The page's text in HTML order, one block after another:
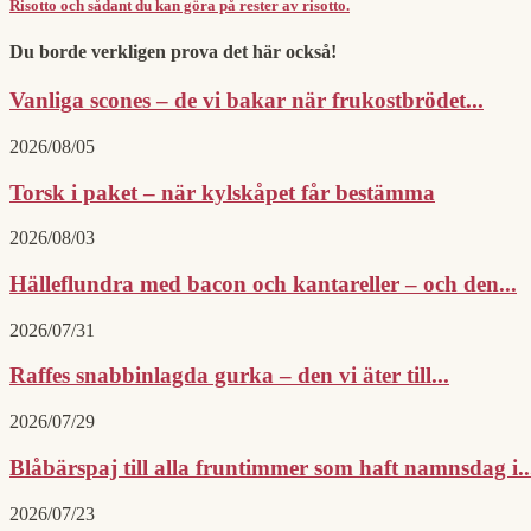
Risotto och sådant du kan göra på rester av risotto.
Du borde verkligen prova det här också!
Vanliga scones – de vi bakar när frukostbrödet...
2026/08/05
Torsk i paket – när kylskåpet får bestämma
2026/08/03
Hälleflundra med bacon och kantareller – och den...
2026/07/31
Raffes snabbinlagda gurka – den vi äter till...
2026/07/29
Blåbärspaj till alla fruntimmer som haft namnsdag
2026/07/23